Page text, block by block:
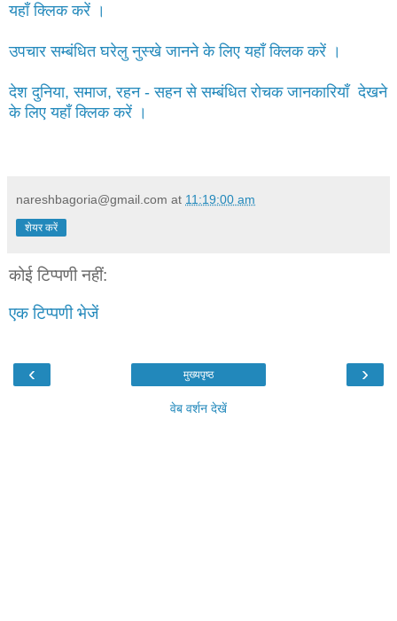
यहाँ क्लिक करें ।
उपचार सम्बंधित घरेलु नुस्खे जानने के लिए यहाँ क्लिक करें ।
देश दुनिया, समाज, रहन - सहन से सम्बंधित रोचक जानकारियाँ देखने
के लिए यहाँ क्लिक करें ।
nareshbagoria@gmail.com at 11:19:00 am
शेयर करें
कोई टिप्पणी नहीं:
एक टिप्पणी भेजें
‹ ›
मुख्यपृष्ठ
वेब वर्शन देखें